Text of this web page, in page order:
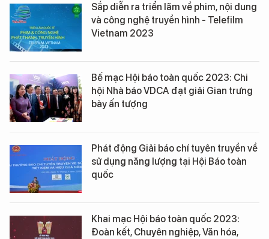
Sắp diễn ra triển lãm về phim, nội dung
và công nghệ truyền hình - Telefilm
Vietnam 2023
Bế mạc Hội báo toàn quốc 2023: Chi
hội Nhà báo VDCA đạt giải Gian trưng
bày ấn tượng
Phát động Giải báo chí tuyên truyền về
sử dụng năng lượng tại Hội Báo toàn
quốc
Khai mạc Hội báo toàn quốc 2023:
Đoàn kết, Chuyên nghiệp, Văn hóa,